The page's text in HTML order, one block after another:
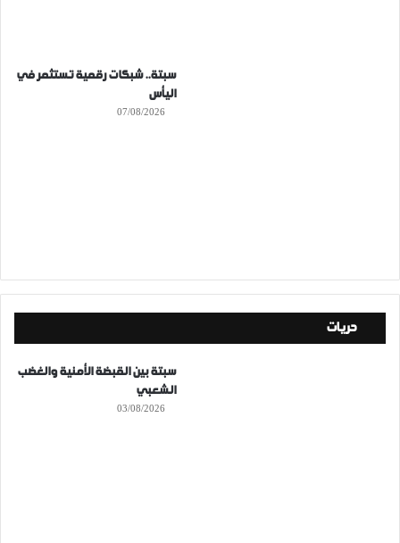
سبتة.. شبكات رقمية تستثمر في
اليأس
07/08/2026
حريات
سبتة بين القبضة الأمنية والغضب
الشعبي
03/08/2026